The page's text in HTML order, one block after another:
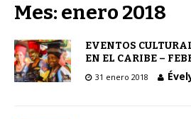
Mes: enero 2018
EVENTOS
EN EL CARIBE –
31 enero 2018